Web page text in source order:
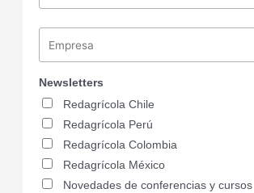
Newsletters
Redagrícola Chile
Redagrícola Perú
Redagrícola Colombia
Redagrícola México
Novedades de conferencias y cursos